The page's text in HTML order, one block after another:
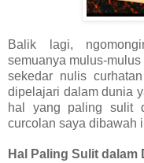
Balik lagi,
semuanya mulus-
sekedar nulis
dipelajari dalam dunia
hal yang paling sulit
curcolan saya dibawah
Hal Paling Sulit